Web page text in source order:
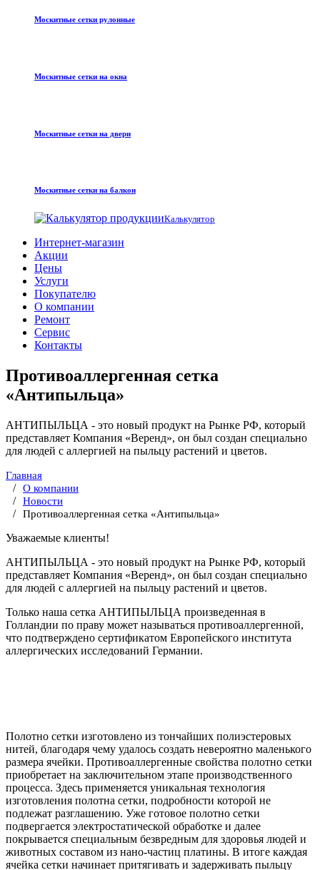
Москитные сетки рулонные
Москитные сетки на окна
Москитные сетки на двери
Москитные сетки на балкон
Калькулятор
Интернет-магазин
Акции
Цены
Услуги
Покупателю
О компании
Ремонт
Сервис
Контакты
Противоаллергенная сетка
«Антипыльца»
АНТИПЫЛЬЦА - это новый продукт на Рынке РФ, который
представляет Компания «Веренд», он был создан специально
для людей с аллергией на пыльцу растений и цветов.
Главная
О компании
Новости
Противоаллергенная сетка «Антипыльца»
Уважаемые клиенты!
АНТИПЫЛЬЦА - это новый продукт на Рынке РФ, который
представляет Компания «Веренд», он был создан специально
для людей с аллергией на пыльцу растений и цветов.
Только наша сетка АНТИПЫЛЬЦА произведенная в
Голландии по праву может называться противоаллергенной,
что подтверждено сертификатом Европейского института
аллергических исследований Германии.
Полотно сетки изготовлено из тончайших полиэстеровых
нитей, благодаря чему удалось создать невероятно маленького
размера ячейки. Противоаллергенные свойства полотно сетки
приобретает на заключительном этапе производственного
процесса. Здесь применяется уникальная технология
изготовления полотна сетки, подробности которой не
подлежат разглашению. Уже готовое полотно сетки
подвергается электростатической обработке и далее
покрывается специальным безвредным для здоровья людей и
животных составом из нано-частиц платины. В итоге каждая
ячейка сетки начинает притягивать и задерживать пыльцу